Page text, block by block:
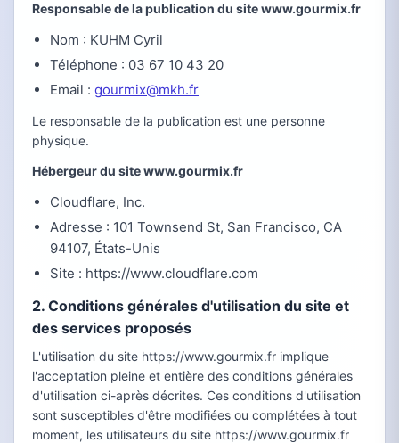
Responsable de la publication du site www.gourmix.fr
Nom : KUHM Cyril
Téléphone : 03 67 10 43 20
Email : gourmix@mkh.fr
Le responsable de la publication est une personne
physique.
Hébergeur du site www.gourmix.fr
Cloudflare, Inc.
Adresse : 101 Townsend St, San Francisco, CA
94107, États-Unis
Site : https://www.cloudflare.com
2. Conditions générales d'utilisation du site et
des services proposés
L'utilisation du site https://www.gourmix.fr implique
l'acceptation pleine et entière des conditions générales
d'utilisation ci-après décrites. Ces conditions d'utilisation
sont susceptibles d'être modifiées ou complétées à tout
moment, les utilisateurs du site https://www.gourmix.fr